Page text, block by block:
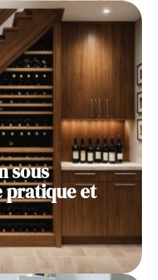
sous
pratique et